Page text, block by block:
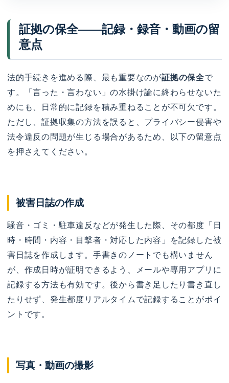
証拠の保全——記録・録音・動画の留
意点
法的手続きを進める際、最も重要なのが証拠の保全で
す。「言った・言わない」の水掛け論に終わらせないた
めにも、日常的に記録を積み重ねることが不可欠です。
ただし、証拠収集の方法を誤ると、プライバシー侵害や
法令違反の問題が生じる場合があるため、以下の留意点
を押さえてください。
被害日誌の作成
騒音・ゴミ・駐車違反などが発生した際、その都度「日
時・時間・内容・目撃者・対応した内容」を記録した被
害日誌を作成します。手書きのノートでも構いません
が、作成日時が証明できるよう、メールや専用アプリに
記録する方法も有効です。後から書き足したり書き直し
たりせず、発生都度リアルタイムで記録することがポイ
ントです。
写真・動画の撮影